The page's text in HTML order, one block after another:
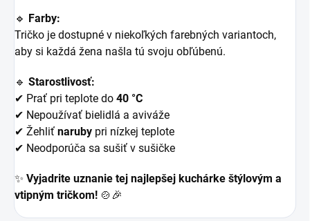
🔹 Farby:
Tričko je dostupné v niekoľkých farebných variantoch,
aby si každá žena našla tú svoju obľúbenú.
🔹 Starostlivosť:
✔ Prať pri teplote do 40 °C
✔ Nepoužívať bielidlá a aviváže
✔ Žehliť naruby pri nízkej teplote
✔ Neodporúča sa sušiť v sušičke
✨ Vyjadrite uznanie tej najlepšej kuchárke štýlovým a
vtipným tričkom! 🍲🎉